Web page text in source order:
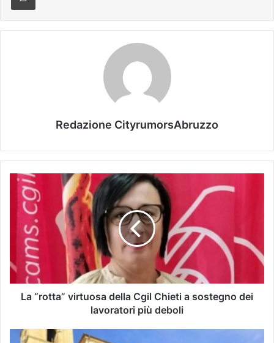
Redazione CityrumorsAbruzzo
La “rotta” virtuosa della Cgil Chieti a sostegno dei
lavoratori più deboli